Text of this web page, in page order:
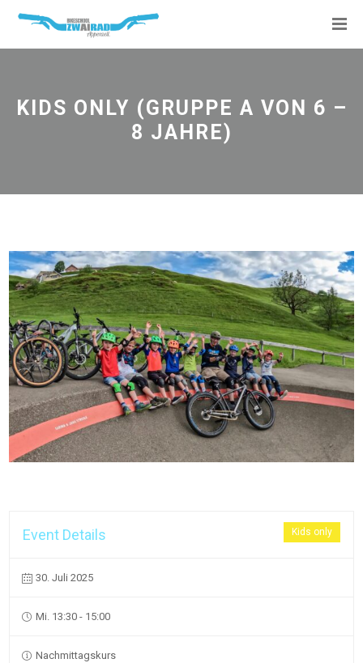
KIDS ONLY (GRUPPE A VON 6 –
8 JAHRE)
Kids only
Event Details
30. Juli 2025
Mi. 13:30 - 15:00
Nachmittagskurs